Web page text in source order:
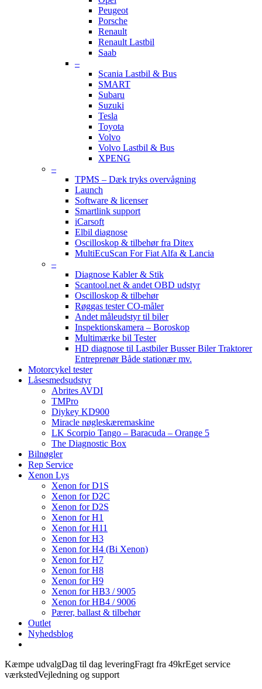
Peugeot
Porsche
Renault
Renault Lastbil
Saab
–
Scania Lastbil & Bus
SMART
Subaru
Suzuki
Tesla
Toyota
Volvo
Volvo Lastbil & Bus
XPENG
–
TPMS – Dæk tryks overvågning
Launch
Software & licenser
Smartlink support
iCarsoft
Elbil diagnose
Oscilloskop & tilbehør fra Ditex
MultiEcuScan For Fiat Alfa & Lancia
–
Diagnose Kabler & Stik
Scantool.net & andet OBD udstyr
Oscilloskop & tilbehør
Røggas tester CO-måler
Andet måleudstyr til biler
Inspektionskamera – Boroskop
Multimærke bil Tester
HD diagnose til Lastbiler Busser Biler Traktorer
Entreprenør Både stationær mv.
Motorcykel tester
Låsesmedsudstyr
Abrites AVDI
TMPro
Diykey KD900
Miracle nøgleskæremaskine
LK Scorpio Tango – Baracuda – Orange 5
The Diagnostic Box
Bilnøgler
Rep Service
Xenon Lys
Xenon for D1S
Xenon for D2C
Xenon for D2S
Xenon for H1
Xenon for H11
Xenon for H3
Xenon for H4 (Bi Xenon)
Xenon for H7
Xenon for H8
Xenon for H9
Xenon for HB3 / 9005
Xenon for HB4 / 9006
Pærer, ballast & tilbehør
Outlet
Nyhedsblog
Kæmpe udvalgDag til dag leveringFragt fra 49krEget service
værkstedVejledning og support